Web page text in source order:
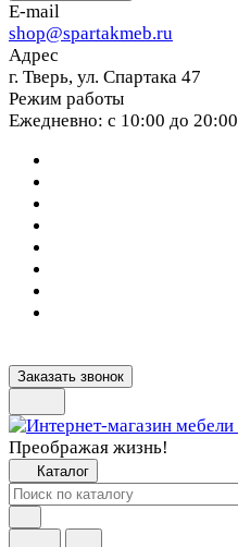
E-mail
shop@spartakmeb.ru
Адрес
г. Тверь, ул. Спартака 47
Режим работы
Ежедневно: с 10:00 до 20:00
Заказать звонок
Преображая жизнь!
Каталог